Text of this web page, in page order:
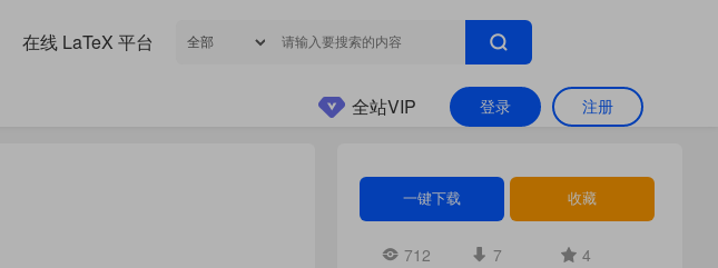
在线 LaTeX 平台
登录 注册
全站VIP
一键下载 收藏
712 7 4